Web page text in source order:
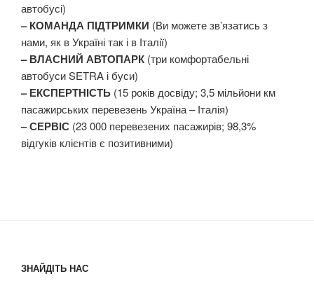
автобусі)
– КОМАНДА ПІДТРИМКИ (Ви можете зв’язатись з
нами, як в Україні так і в Італії)
– ВЛАСНИЙ АВТОПАРК (три комфортабельні
автобуси SETRA і буси)
– ЕКСПЕРТНІСТЬ (15 років досвіду; 3,5 мільйони км
пасажирських перевезень Україна – Італія)
– СЕРВІС (23 000 перевезених пасажирів; 98,3%
відгуків клієнтів є позитивними)
ЗНАЙДІТЬ НАС